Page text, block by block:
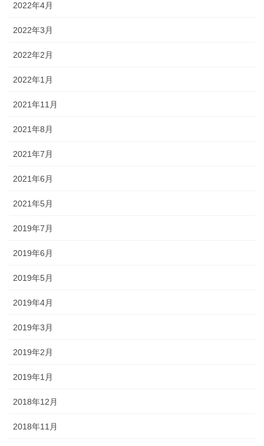
2022年4月
2022年3月
2022年2月
2022年1月
2021年11月
2021年8月
2021年7月
2021年6月
2021年5月
2019年7月
2019年6月
2019年5月
2019年4月
2019年3月
2019年2月
2019年1月
2018年12月
2018年11月